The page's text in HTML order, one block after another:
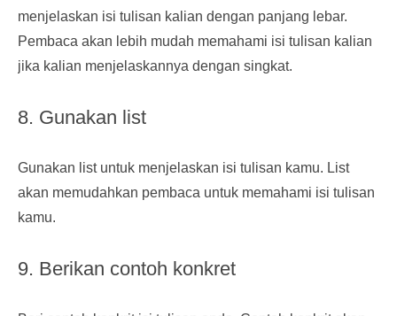
menjelaskan isi tulisan kalian dengan panjang lebar.
Pembaca akan lebih mudah memahami isi tulisan kalian
jika kalian menjelaskannya dengan singkat.
8. Gunakan list
Gunakan list untuk menjelaskan isi tulisan kamu. List
akan memudahkan pembaca untuk memahami isi tulisan
kamu.
9. Berikan contoh konkret